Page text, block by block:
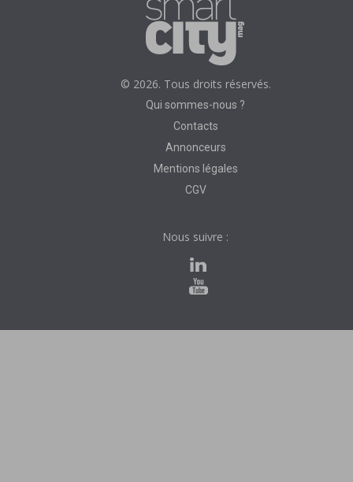
© 2026. Tous droits réservés.
Qui sommes-nous ?
Contacts
Annonceurs
Mentions légales
CGV
Nous suivre :